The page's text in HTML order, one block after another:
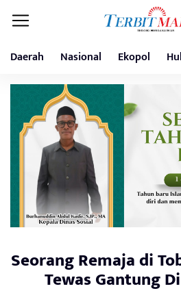
Daerah Nasional Ekopol
Seorang Remaja di
Tewas Gantung